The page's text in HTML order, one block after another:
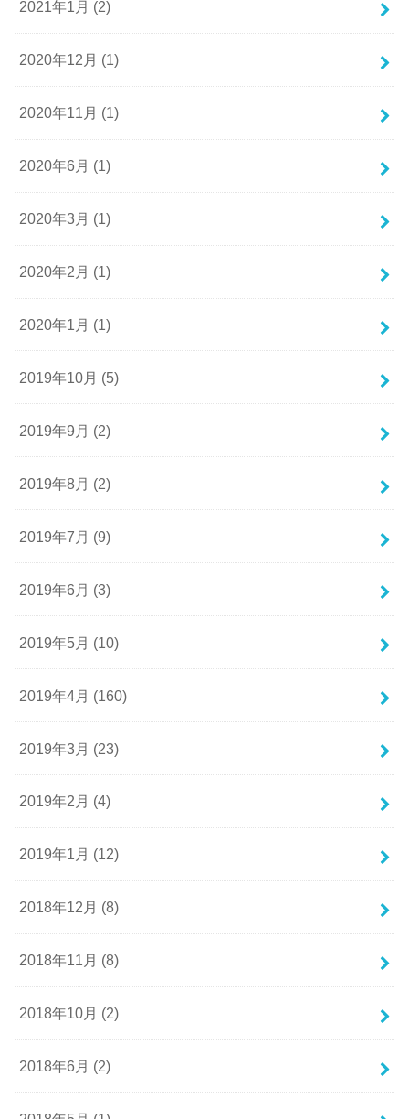
2021年1月 (2)
2020年12月 (1)
2020年11月 (1)
2020年6月 (1)
2020年3月 (1)
2020年2月 (1)
2020年1月 (1)
2019年10月 (5)
2019年9月 (2)
2019年8月 (2)
2019年7月 (9)
2019年6月 (3)
2019年5月 (10)
2019年4月 (160)
2019年3月 (23)
2019年2月 (4)
2019年1月 (12)
2018年12月 (8)
2018年11月 (8)
2018年10月 (2)
2018年6月 (2)